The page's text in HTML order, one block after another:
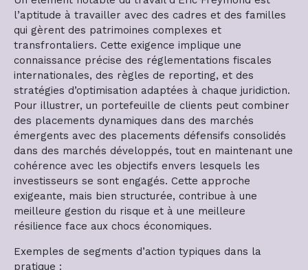
l’aptitude à travailler avec des cadres et des familles
qui gèrent des patrimoines complexes et
transfrontaliers. Cette exigence implique une
connaissance précise des réglementations fiscales
internationales, des règles de reporting, et des
stratégies d’optimisation adaptées à chaque juridiction.
Pour illustrer, un portefeuille de clients peut combiner
des placements dynamiques dans des marchés
émergents avec des placements défensifs consolidés
dans des marchés développés, tout en maintenant une
cohérence avec les objectifs envers lesquels les
investisseurs se sont engagés. Cette approche
exigeante, mais bien structurée, contribue à une
meilleure gestion du risque et à une meilleure
résilience face aux chocs économiques.
Exemples de segments d’action typiques dans la
pratique :